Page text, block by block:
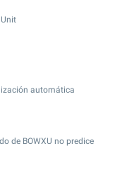
automática
de BOWXU no predice